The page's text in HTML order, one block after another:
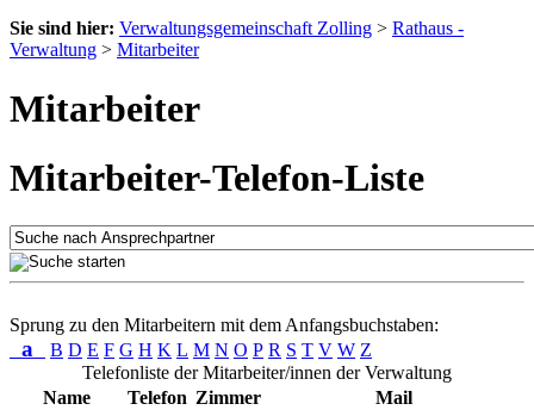
Sie sind hier: Verwaltungsgemeinschaft Zolling > Rathaus -
Verwaltung > Mitarbeiter
Mitarbeiter
Mitarbeiter-Telefon-Liste
Sprung zu den Mitarbeitern mit dem Anfangsbuchstaben:
a B D E F G H K L M N O P R S T V W Z
Telefonliste der Mitarbeiter/innen der Verwaltung
Name
Telefon Zimmer
Mail